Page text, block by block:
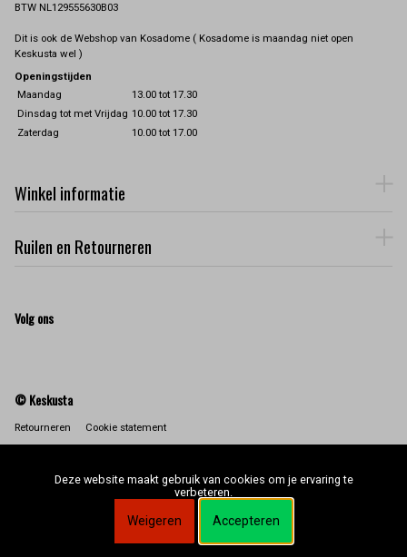
BTW NL129555630B03
Dit is ook de Webshop van Kosadome ( Kosadome is maandag niet open
Keskusta wel )
Openingstijden
Maandag
13.00 tot 17.30
Dinsdag tot met Vrijdag 10.00 tot 17.30
Zaterdag
10.00 tot 17.00
Winkel informatie
Ruilen en Retourneren
Volg ons
© Keskusta
Retourneren Cookie statement
Deze website maakt gebruik van cookies om je ervaring te
verbeteren.
Weigeren Accepteren